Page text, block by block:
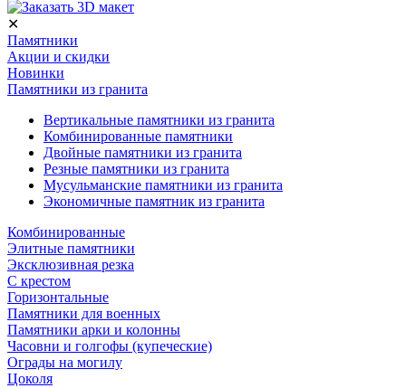
✕
Памятники
Акции и скидки
Новинки
Памятники из гранита
Вертикальные памятники из гранита
Комбинированные памятники
Двойные памятники из гранита
Резные памятники из гранита
Мусульманские памятники из гранита
Экономичные памятник из гранита
Комбинированные
Элитные памятники
Эксклюзивная резка
С крестом
Горизонтальные
Памятники для военных
Памятники арки и колонны
Часовни и голгофы (купеческие)
Ограды на могилу
Цоколя